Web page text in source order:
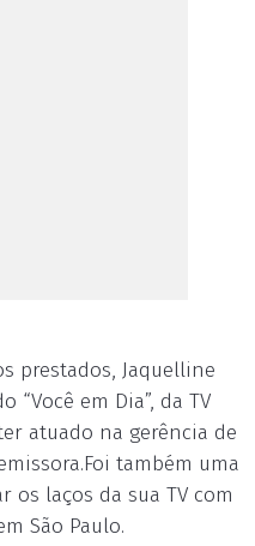
prestados, Jaquelline
“Você em Dia”, da TV
atuado na gerência de
também uma
os laços da sua TV com
São Paulo.